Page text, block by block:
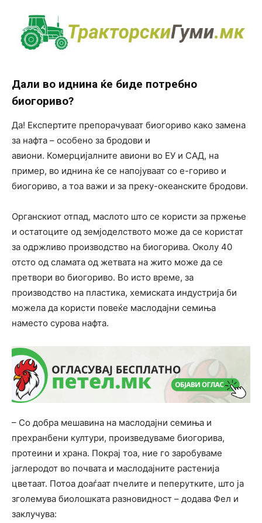
Дали во иднина ќе биде потребно
биогориво?
Да! Експертите препорачуваат биогориво како замена
за нафта – особено за бродови и
авиони. Комерцијалните авиони во ЕУ и САД, на
пример, во иднина ќе се напојуваат со е-гориво и
биогориво, а тоа важи и за преку-океанските бродови.
Органскиот отпад, маслото што се користи за пржење
и остатоците од земјоделството може да се користат
за одржливо производство на биогорива. Околу 40
отсто од сламата од жетвата на жито може да се
претвори во биогориво. Во исто време, за
производство на пластика, хемиската индустрија би
можела да користи повеќе маслодајни семиња
наместо сурова нафта.
– Со добра мешавина на маслодајни семиња и
прехранбени култури, произведуваме биогорива,
протеини и храна. Покрај тоа, ние го заробуваме
јаглеродот во почвата и маслодајните растенија
цветаат. Потоа доаѓаат пчелите и пеперутките, што ја
зголемува биолошката разновидност – додава Фел и
заклучува: